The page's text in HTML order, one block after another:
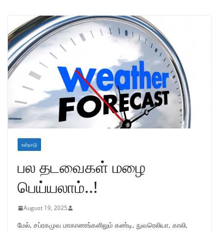
உள்நாடு
பல தடவைகள் மழை
பெய்யலாம்..!
August 19, 2025
மேல், சப்ரகமுவ மாகாணங்களிலும் கண்டி, நுவரெலியா, காலி,